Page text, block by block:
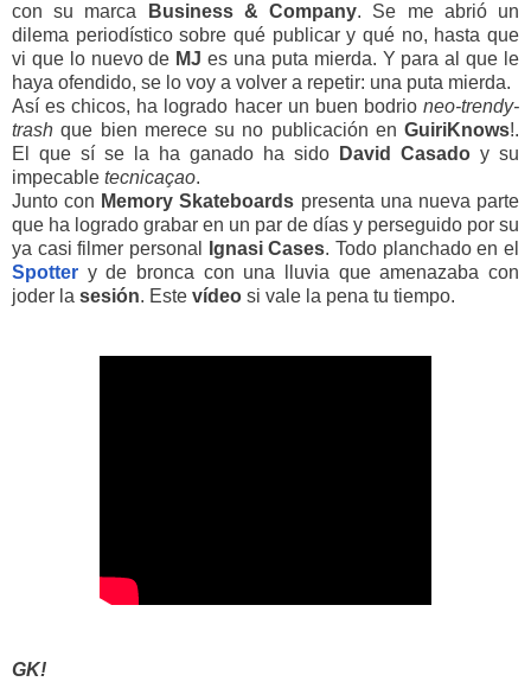
con su marca
Business & Company. Se me abrió un
dilema periodístico sobre qué publicar y qué no, hasta que
vi que lo nuevo de MJ es una puta mierda. Y para al que le
haya ofendido, se lo voy a volver a repetir: una puta mierda.
Así es chicos, ha logrado hacer un buen bodrio neo-trendy-
trash que bien merece su no publicación en GuiriKnows!.
El que sí se la ha ganado ha sido
David Casado y su
impecable tecnicaçao.
Junto con Memory Skateboards presenta una nueva parte
que ha logrado grabar en un par de días y perseguido por su
ya casi filmer personal
Ignasi Cases. Todo planchado en el
Spotter y de bronca con una lluvia que amenazaba con
joder la sesión. Este vídeo si vale la pena tu tiempo.
GK!